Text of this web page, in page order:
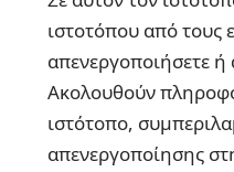
ιστοτόπου από τους
απενεργοποιήσετε
Ακολουθούν
ιστότοπο,
απενεργοποίησης